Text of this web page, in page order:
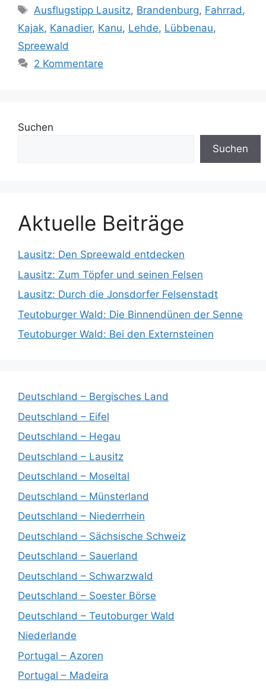
Schlagwörter
Ausflugstipp Lausitz, Brandenburg, Fahrrad,
Kajak, Kanadier, Kanu, Lehde, Lübbenau,
Spreewald
2 Kommentare
Suchen
Suchen
Aktuelle Beiträge
Lausitz: Den Spreewald entdecken
Lausitz: Zum Töpfer und seinen Felsen
Lausitz: Durch die Jonsdorfer Felsenstadt
Teutoburger Wald: Die Binnendünen der Senne
Teutoburger Wald: Bei den Externsteinen
Deutschland – Bergisches Land
Deutschland – Eifel
Deutschland – Hegau
Deutschland – Lausitz
Deutschland – Moseltal
Deutschland – Münsterland
Deutschland – Niederrhein
Deutschland – Sächsische Schweiz
Deutschland – Sauerland
Deutschland – Schwarzwald
Deutschland – Soester Börse
Deutschland – Teutoburger Wald
Niederlande
Portugal – Azoren
Portugal – Madeira